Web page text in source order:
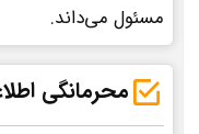
مسئول می‌داند.
محرمانگی